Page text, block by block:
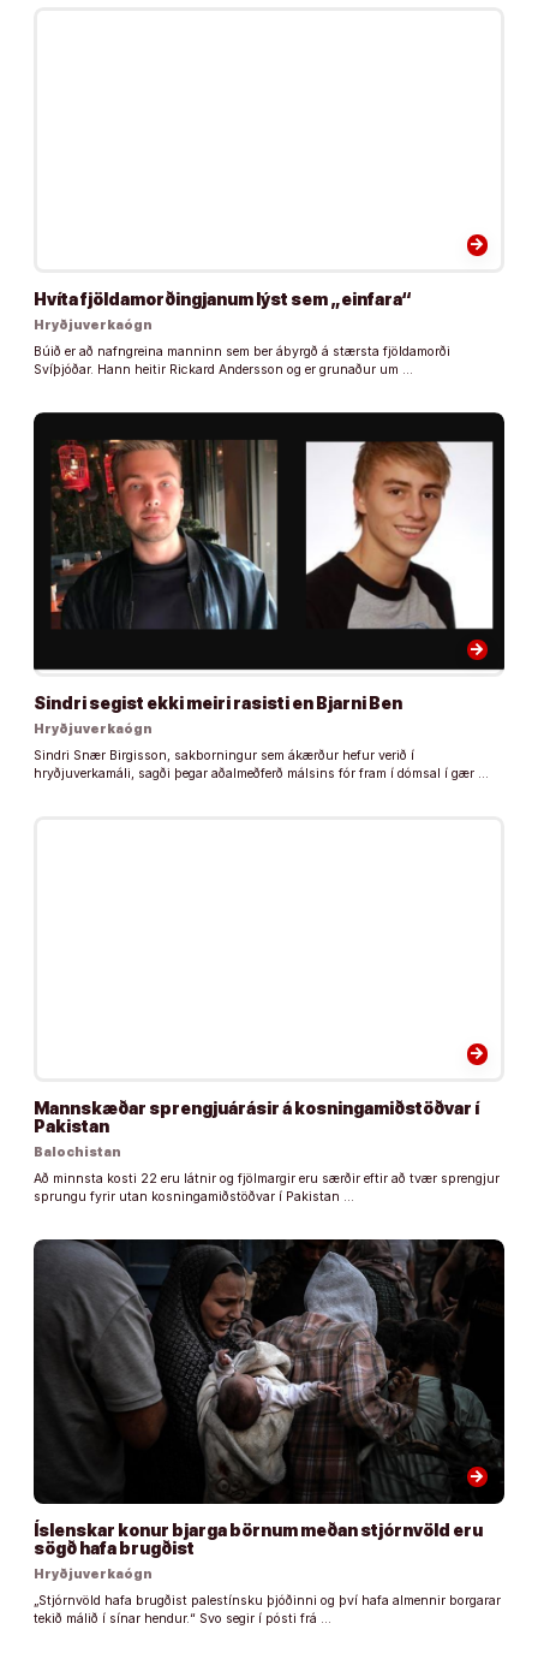
arrow_forward
Hvíta fjöldamorðingjanum lýst sem „einfara“
Hryðjuverkaógn
Búið er að nafngreina manninn sem ber ábyrgð á stærsta fjöldamorði
Svíþjóðar. Hann heitir Rickard Andersson og er grunaður um …
arrow_forward
Sindri segist ekki meiri rasisti en Bjarni Ben
Hryðjuverkaógn
Sindri Snær Birgisson, sakborningur sem ákærður hefur verið í
hryðjuverkamáli, sagði þegar aðalmeðferð málsins fór fram í dómsal í gær …
arrow_forward
Mannskæðar sprengjuárásir á kosningamiðstöðvar í
Pakistan
Balochistan
Að minnsta kosti 22 eru látnir og fjölmargir eru særðir eftir að tvær sprengjur
sprungu fyrir utan kosningamiðstöðvar í Pakistan …
arrow_forward
Íslenskar konur bjarga börnum meðan stjórnvöld eru
sögð hafa brugðist
Hryðjuverkaógn
„Stjórnvöld hafa brugðist palestínsku þjóðinni og því hafa almennir borgarar
tekið málið í sínar hendur.“ Svo segir í pósti frá …